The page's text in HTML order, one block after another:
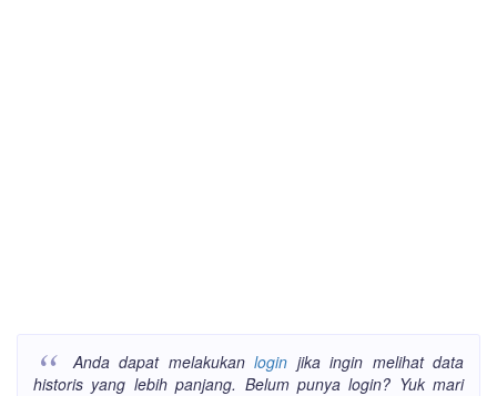
Anda dapat melakukanlogin jika ingin melihat data
historis yang lebih panjang. Belum punya login? Yuk mari